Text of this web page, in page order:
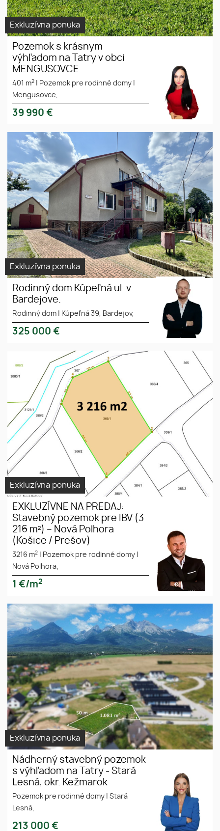
Exkluzívna ponuka
Pozemok s krásnym
výhľadom na Tatry v obci
MENGUSOVCE
401 m2 Pozemok pre rodinné domy
Mengusovce,
39 990 €
Exkluzívne ponúkame na predaj
rodinný dom na skvelej adrese
v Bardejove.
Exkluzívna ponuka
Rodinný dom Kúpeľná ul. v
Bardejove.
Rodinný dom Kúpeľná 39, Bardejov,
325 000 €
EXKLUZÍVNE NA PREDAJ:
Stavebný pozemok pre IBV (3
216 m²) – Nová Polhora (Košice
/ Prešov)
Exkluzívna ponuka
EXKLUZÍVNE NA PREDAJ:
Stavebný pozemok pre IBV (3
216 m²) – Nová Polhora
(Košice / Prešov)
3216 m2 Pozemok pre rodinné domy
Nová Polhora,
1 €/m2
Nádherný stavebný pozemok s
výhľadom na Tatry - Stará
Lesná, okr. Kežmarok
pozemok
Vysoké Tatry
na predaj
Exkluzívna ponuka
Nádherný stavebný pozemok
s výhľadom na Tatry - Stará
Lesná, okr. Kežmarok
Pozemok pre rodinné domy
Stará
Lesná,
213 000 €